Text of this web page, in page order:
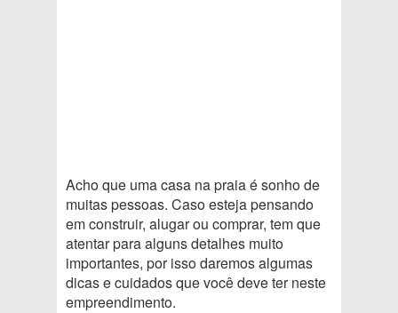
Acho que uma casa na praia é sonho de
muitas pessoas. Caso esteja pensando
em construir, alugar ou comprar, tem que
atentar para alguns detalhes muito
importantes, por isso daremos algumas
dicas e cuidados que você deve ter neste
empreendimento.